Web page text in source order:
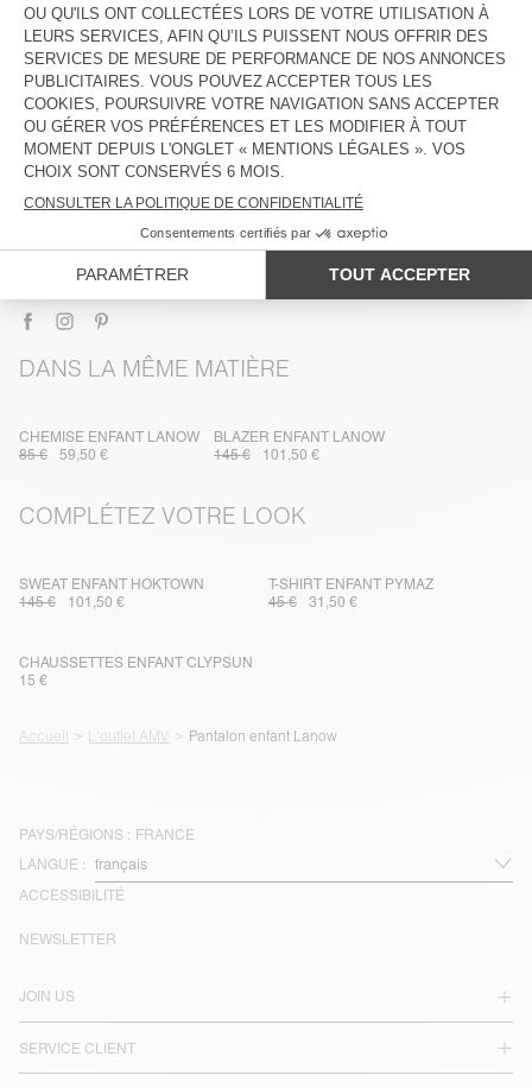
DESCRIPTION
TAILLE ET COUPE
COMPOSITION
ENTRETIEN
LIVRAISON ET RETOURS
DANS LA MÊME MATIÈRE
CHEMISE ENFANT LANOW
85 €
59,50 €
BLAZER ENFANT LANOW
145 €
101,50 €
COMPLÉTEZ VOTRE LOOK
SWEAT ENFANT HOKTOWN
145 €
101,50 €
T-SHIRT ENFANT PYMAZ
45 €
31,50 €
CHAUSSETTES ENFANT CLYPSUN
15 €
Accueil L'outlet AMV Pantalon enfant Lanow
PAYS/RÉGIONS : FRANCE
LANGUE :
ACCESSIBILITÉ
JOIN US
SERVICE CLIENT
NEWSLETTER